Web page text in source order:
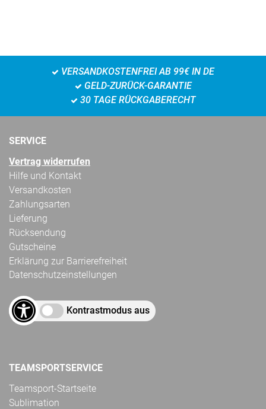
VERSANDKOSTENFREI AB 99€ IN DE
GELD-ZURÜCK-GARANTIE
30 TAGE RÜCKGABERECHT
SERVICE
Vertrag widerrufen
Hilfe und Kontakt
Versandkosten
Zahlungsarten
Lieferung
Rücksendung
Gutscheine
Erklärung zur Barrierefreiheit
Datenschutzeinstellungen
Kontrastmodus aus
TEAMSPORTSERVICE
Teamsport-Startseite
Sublimation